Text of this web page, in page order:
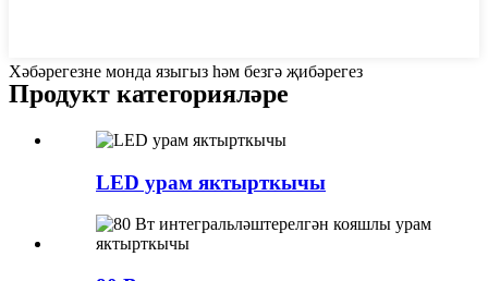
Хәбәрегезне монда языгыз һәм безгә җибәрегез
Продукт категорияләре
LED урам яктырткычы